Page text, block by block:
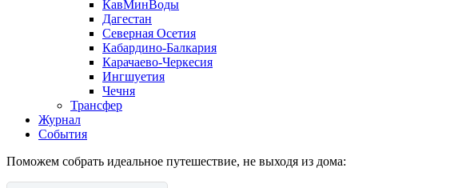
КавМинВоды
Дагестан
Северная Осетия
Кабардино-Балкария
Карачаево-Черкесия
Ингшуетия
Чечня
Трансфер
Журнал
События
Поможем собрать идеальное путешествие, не выходя из дома: